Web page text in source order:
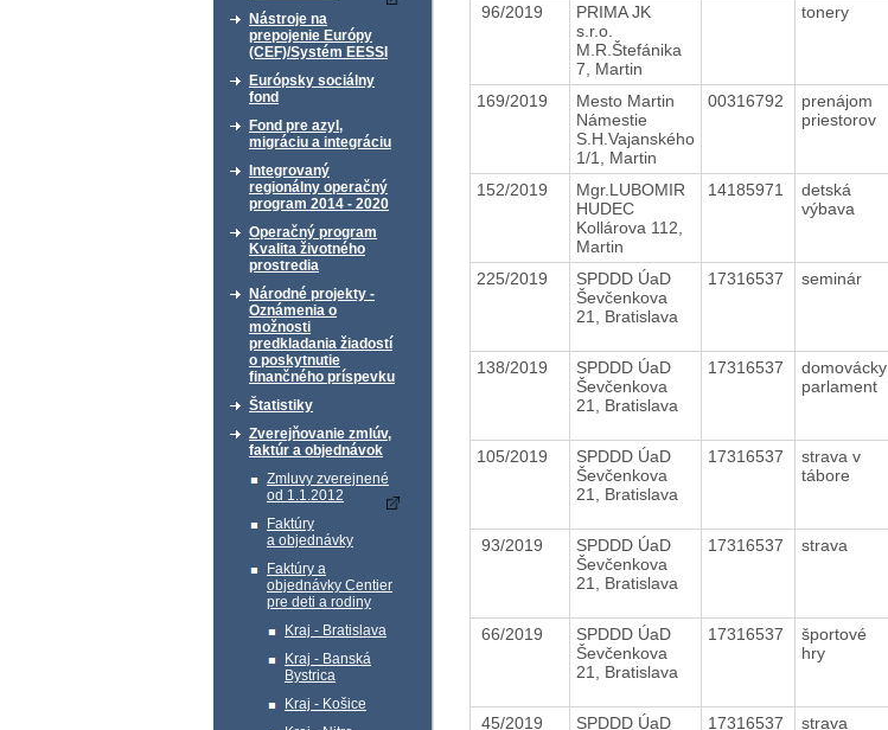
Nástroje na
prepojenie Európy
(CEF)/Systém EESSI
Európsky sociálny
fond
Fond pre azyl,
migráciu a integráciu
Integrovaný
regionálny operačný
program 2014 - 2020
Operačný program
Kvalita životného
prostredia
Národné projekty -
Oznámenia o
možnosti
predkladania žiadostí
o poskytnutie
finančného príspevku
Štatistiky
Zverejňovanie zmlúv,
faktúr a objednávok
Zmluvy zverejnené
od 1.1.2012
Faktúry
a objednávky
Faktúry a
objednávky Centier
pre deti a rodiny
Kraj - Bratislava
Kraj - Banská
Bystrica
Kraj - Košice
96/2019
PRIMA JK
s.r.o.
M.R.Štefánika
7, Martin
tonery
169/2019
Mesto Martin
Námestie
S.H.Vajanského
1/1, Martin
00316792
prenájom
priestorov
152/2019
Mgr.LUBOMIR
HUDEC
Kollárova 112,
Martin
14185971
detská
výbava
225/2019
SPDDD ÚaD
Ševčenkova
21, Bratislava
17316537 seminár
138/2019
SPDDD ÚaD
Ševčenkova
21, Bratislava
17316537
domovácky
parlament
105/2019
SPDDD ÚaD
Ševčenkova
21, Bratislava
17316537
strava v
tábore
93/2019
SPDDD ÚaD
Ševčenkova
21, Bratislava
17316537 strava
66/2019
SPDDD ÚaD
Ševčenkova
21, Bratislava
17316537
športové
hry
45/2019
SPDDD ÚaD
17316537
strava